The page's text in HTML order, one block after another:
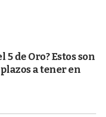
5 de Oro? Estos son
a tener en